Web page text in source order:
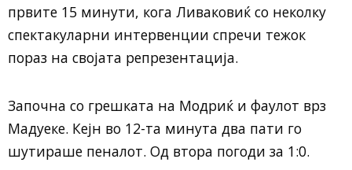
првите 15 минути, кога Ливаковиќ со неколку
спектакуларни интервенции спречи тежок
пораз на својата репрезентација.
Започна со грешката на Модриќ и фаулот врз
Мадуеке. Кејн во 12-та минута два пати го
шутираше пеналот. Од втора погоди за 1:0.